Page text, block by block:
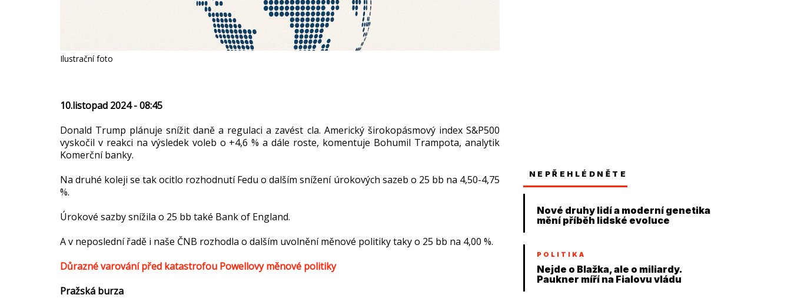
Ilustrační foto
10.listopad 2024 - 08:45
Donald Trump plánuje snížit daně a regulaci a zavést cla. Americký širokopásmový index S&P500
vyskočil v reakci na výsledek voleb o +4,6 % a dále roste, komentuje Bohumil Trampota, analytik
Komerční banky.
Na druhé koleji se tak ocitlo rozhodnutí Fedu o dalším snížení úrokových sazeb o 25 bb na 4,50-4,75
%.
Úrokové sazby snížila o 25 bb také Bank of England.
A v neposlední řadě i naše ČNB rozhodla o dalším uvolnění měnové politiky taky o 25 bb na 4,00 %.
Důrazné varování před katastrofou Powellovy měnové politiky
Pražská burza
NEPŘEHLÉDNĚTE
Nové druhy lidí a moderní genetika
mění příběh lidské evoluce
POLITIKA
Nejde o Blažka, ale o miliardy.
Paukner míří na Fialovu vládu